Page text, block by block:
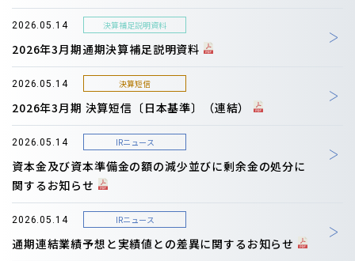
2026.05.14 決算補足説明資料
2026年3月期通期決算補足説明資料
2026.05.14 決算短信
2026年3月期 決算短信〔日本基準〕（連結）
2026.05.14 IRニュース
資本金及び資本準備金の額の減少並びに剰余金の処分に
関するお知らせ
2026.05.14 IRニュース
通期連結業績予想と実績値との差異に関するお知らせ